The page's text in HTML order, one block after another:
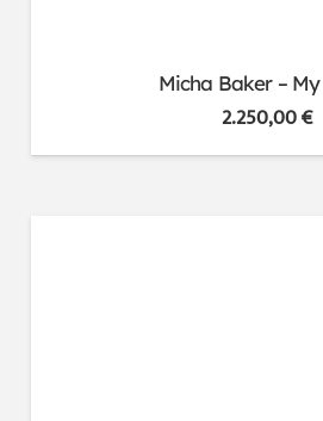
Micha Baker –
2.250,00€